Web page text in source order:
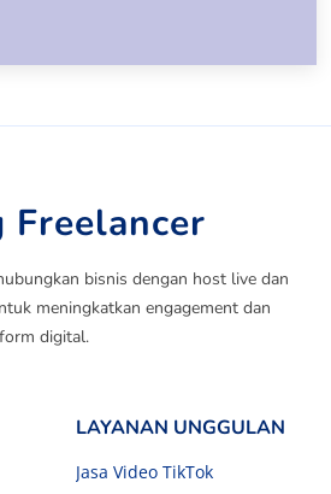
Freelancer
bisnis dengan host live dan
meningkatkan engagement dan
digital.
LAYANAN UNGGULAN
Jasa Video TikTok